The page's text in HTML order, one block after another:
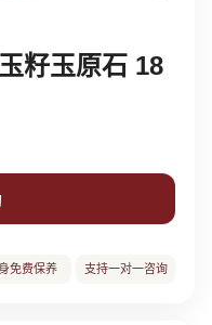
籽玉原石 18
免费保养 支持一对一咨询